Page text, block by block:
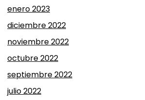
enero 2023
diciembre 2022
noviembre 2022
octubre 2022
septiembre 2022
julio 2022